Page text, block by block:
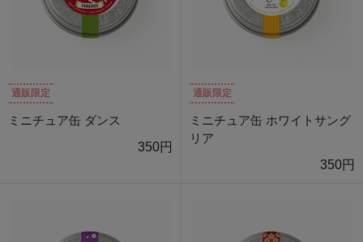
通販限定
ミニチュア缶 ダンス
350円
通販限定
ミニチュア缶 ホワイトサング
リア
350円